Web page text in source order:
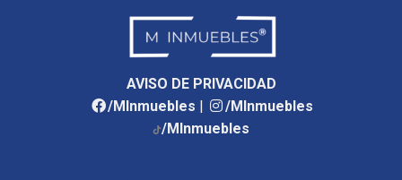
AVISO DE PRIVACIDAD
/MInmuebles |
/MInmuebles
/MInmuebles